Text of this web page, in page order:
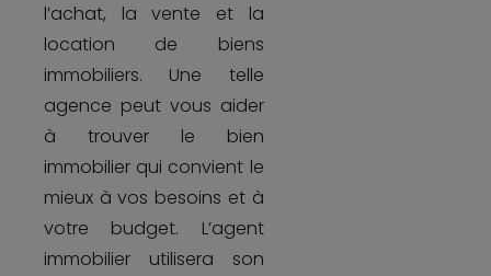
l’achat, la vente et la
location de biens
immobiliers. Une telle
agence peut vous aider
à trouver le bien
immobilier qui convient le
mieux à vos besoins et à
votre budget. L’agent
immobilier utilisera son